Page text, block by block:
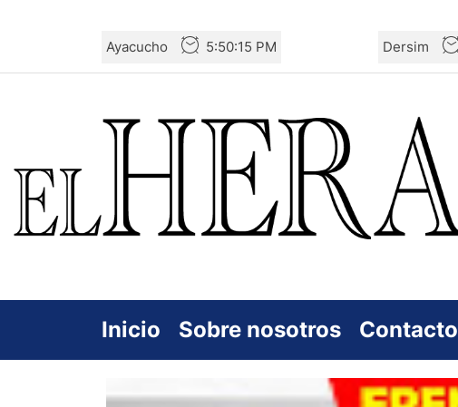
the
Ayacucho 5:50:16 PM Dersim
Inicio Sobre nosotros Contacto